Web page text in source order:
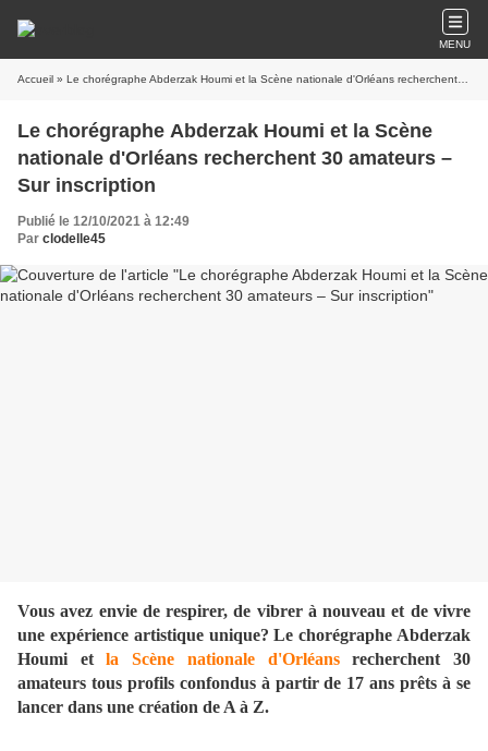
MENU
Accueil » Le chorégraphe Abderzak Houmi et la Scène nationale d'Orléans recherchent 30 amateurs – Sur inscription
Le chorégraphe Abderzak Houmi et la Scène
nationale d'Orléans recherchent 30 amateurs –
Sur inscription
Publié le 12/10/2021 à 12:49
Par clodelle45
Vous avez envie de respirer, de vibrer à nouveau et de vivre
une expérience artistique unique? Le chorégraphe Abderzak
Houmi etla Scène nationale d'Orléansrecherchent 30
amateurs tous profils confondus à partir de 17 ans prêts à se
lancer dans une création de A à Z.